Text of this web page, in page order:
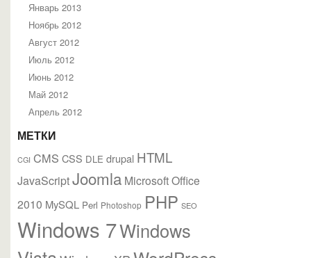
Январь 2013
Ноябрь 2012
Август 2012
Июль 2012
Июнь 2012
Май 2012
Апрель 2012
МЕТКИ
CGI CMS CSS DLE drupal HTML
JavaScriptJoomla Microsoft Office
2010 MySQL Perl Photoshop PHP SEO
Windows 7Windows